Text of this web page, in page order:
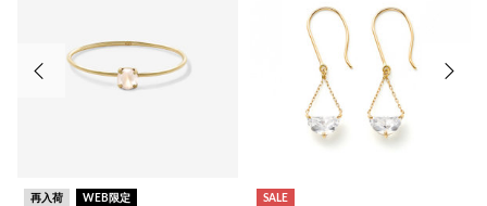
再入荷 WEB限定 SALE
前の画像